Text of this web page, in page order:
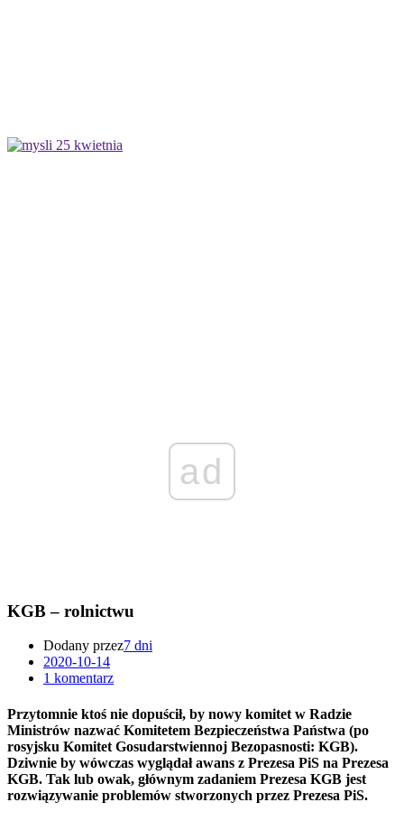
ad
KGB – rolnictwu
Dodany przez7 dni
2020-10-14
1 komentarz
Przytomnie ktoś nie dopuścił, by nowy komitet w Radzie
Ministrów nazwać Komitetem Bezpieczeństwa Państwa (po
rosyjsku Komitet Gosudarstwiennoj Bezopasnosti: KGB).
Dziwnie by wówczas wyglądał awans z Prezesa PiS na Prezesa
KGB. Tak lub owak, głównym zadaniem Prezesa KGB jest
rozwiązywanie problemów stworzonych przez Prezesa PiS.